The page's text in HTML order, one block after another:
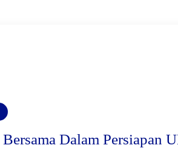
Bersama Dalam Persiapan